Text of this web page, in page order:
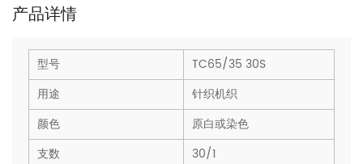
产品详情
型号
TC65/35 30S
用途
针织机织
颜色
原白或染色
支数
30/1